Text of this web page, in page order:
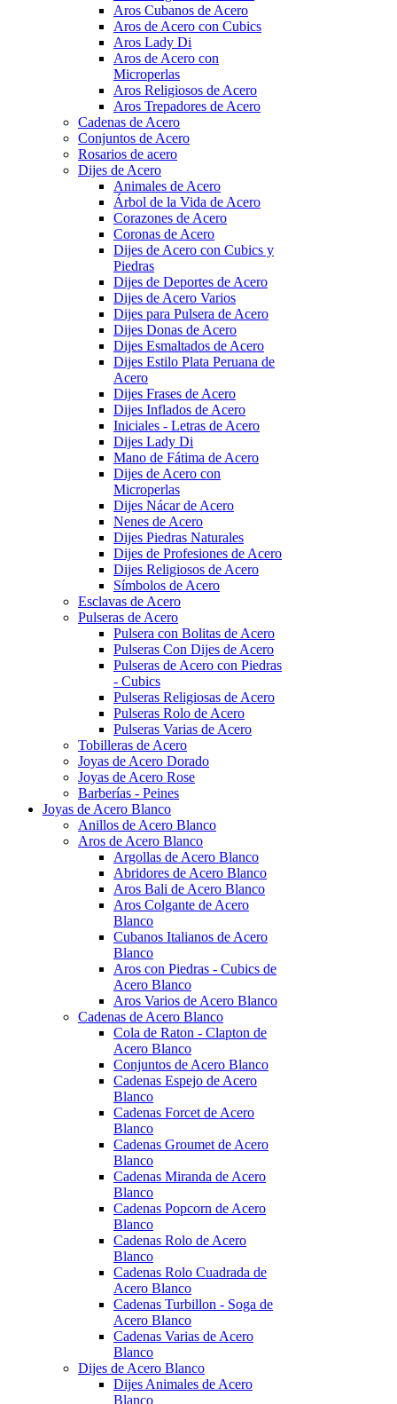
Aros Cubanos de Acero
Aros de Acero con Cubics
Aros Lady Di
Aros de Acero con
Microperlas
Aros Religiosos de Acero
Aros Trepadores de Acero
Cadenas de Acero
Conjuntos de Acero
Rosarios de acero
Dijes de Acero
Animales de Acero
Árbol de la Vida de Acero
Corazones de Acero
Coronas de Acero
Dijes de Acero con Cubics y
Piedras
Dijes de Deportes de Acero
Dijes de Acero Varios
Dijes para Pulsera de Acero
Dijes Donas de Acero
Dijes Esmaltados de Acero
Dijes Estilo Plata Peruana de
Acero
Dijes Frases de Acero
Dijes Inflados de Acero
Iniciales - Letras de Acero
Dijes Lady Di
Mano de Fátima de Acero
Dijes de Acero con
Microperlas
Dijes Nácar de Acero
Nenes de Acero
Dijes Piedras Naturales
Dijes de Profesiones de Acero
Dijes Religiosos de Acero
Símbolos de Acero
Esclavas de Acero
Pulseras de Acero
Pulsera con Bolitas de Acero
Pulseras Con Dijes de Acero
Pulseras de Acero con Piedras
- Cubics
Pulseras Religiosas de Acero
Pulseras Rolo de Acero
Pulseras Varias de Acero
Tobilleras de Acero
Joyas de Acero Dorado
Joyas de Acero Rose
Barberías - Peines
Joyas de Acero Blanco
Anillos de Acero Blanco
Aros de Acero Blanco
Argollas de Acero Blanco
Abridores de Acero Blanco
Aros Bali de Acero Blanco
Aros Colgante de Acero
Blanco
Cubanos Italianos de Acero
Blanco
Aros con Piedras - Cubics de
Acero Blanco
Aros Varios de Acero Blanco
Cadenas de Acero Blanco
Cola de Raton - Clapton de
Acero Blanco
Conjuntos de Acero Blanco
Cadenas Espejo de Acero
Blanco
Cadenas Forcet de Acero
Blanco
Cadenas Groumet de Acero
Blanco
Cadenas Miranda de Acero
Blanco
Cadenas Popcorn de Acero
Blanco
Cadenas Rolo de Acero
Blanco
Cadenas Rolo Cuadrada de
Acero Blanco
Cadenas Turbillon - Soga de
Acero Blanco
Cadenas Varias de Acero
Blanco
Dijes de Acero Blanco
Dijes Animales de Acero
Blanco